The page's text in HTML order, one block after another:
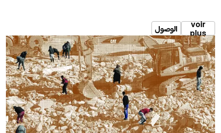
الوصول
voir
plus